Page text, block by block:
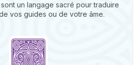
un langage sacré pour traduire
vos guides ou de votre âme.